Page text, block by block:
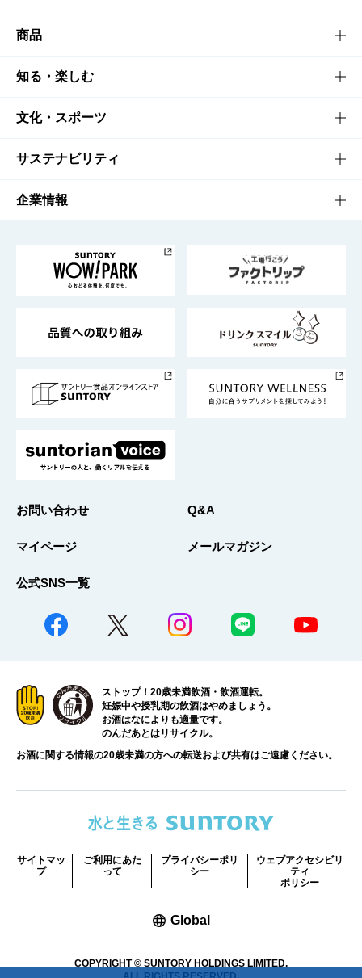
商品
商品TOP
商品一覧
商品発売情報
栄養成分一覧
知る・楽しむ
知る・楽しむTOP
キャンペーン
工場見学
地域情報
文化・スポーツ
文化・スポーツTOP
サントリーホール
サントリーサンバーズ大阪
サステナビリティ
サステナビリティTOP
サントリーが考えるサステナビリティ経営
企業情報
企業概要
採用情報
お問い合わせ Q&A
マイページ メールマガジン
公式SNS一覧
ストップ！20歳未満飲酒・飲酒運転。
妊娠中や授乳期の飲酒はやめましょう。
お酒はなによりも適量です。
のんだあとはリサイクル。
お酒に関する情報の20歳未満の方への転送および共有はご遠慮ください。
COPYRIGHT © SUNTORY HOLDINGS LIMITED.
サイトマッ
プ
ご利用にあた
って
プライバシーポリ
シー
ウェブアクセシビリ
ティ
ポリシー
Global新しいウィンドウで開く